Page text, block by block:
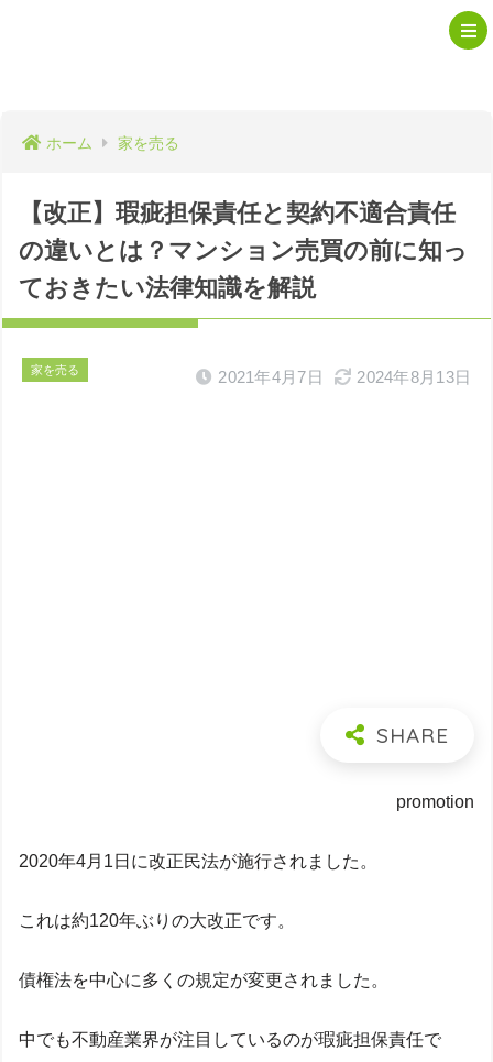
ホーム 家を売る
【改正】瑕疵担保責任と契約不適合責任
の違いとは？マンション売買の前に知っ
ておきたい法律知識を解説
家を売る 2021年4月7日 2024年8月13日
promotion
2020年4月1日に改正民法が施行されました。
これは約120年ぶりの大改正です。
債権法を中心に多くの規定が変更されました。
中でも不動産業界が注目しているのが瑕疵担保責任で